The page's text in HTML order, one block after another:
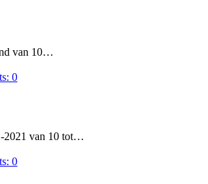
van 10…
0
2021 van 10 tot…
0